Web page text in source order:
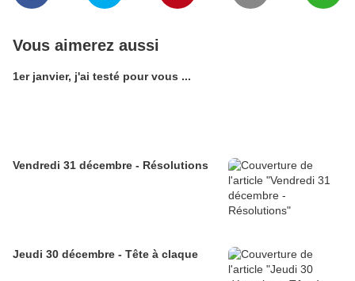
Vous aimerez aussi
1er janvier, j'ai testé pour vous ...
Vendredi 31 décembre - Résolutions
Jeudi 30 décembre - Tête à claque